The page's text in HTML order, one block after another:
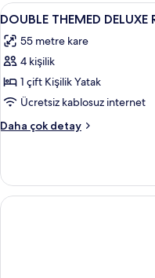
DOUBLE
THEMED
DELUXE
ROOM
için
tüm
fotoğrafları
görün
37
DOUBLE THEMED DELUXE
55 metre kare
4 kişilik
1 çift Kişilik Yatak
Ücretsiz kablosuz internet
Daha çok detay
DOUBLE
hakkında
daha
fazla